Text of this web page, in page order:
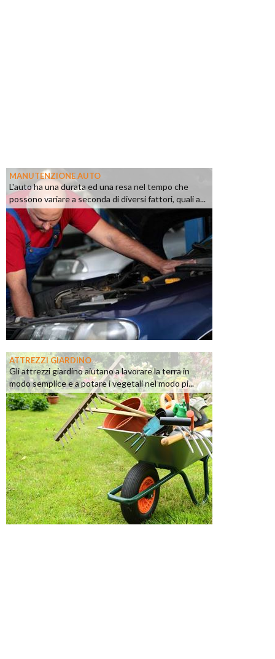
MANUTENZIONE AUTO
L'auto ha una durata ed una resa nel tempo che
possono variare a seconda di diversi fattori, quali a...
ATTREZZI GIARDINO
Gli attrezzi giardino aiutano a lavorare la terra in
modo semplice e a potare i vegetali nel modo pi...